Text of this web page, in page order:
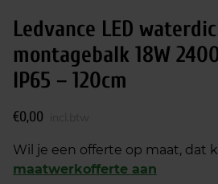
Ledvance LED
montagebalk 18W
IP65 – 120cm
€0,00
Wil je een offerte op maat, dat
maatwerkofferte aan